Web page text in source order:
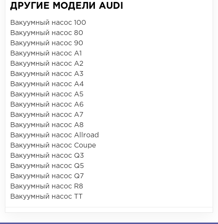
ДРУГИЕ МОДЕЛИ AUDI
Вакуумный насос 100
Вакуумный насос 80
Вакуумный насос 90
Вакуумный насос A1
Вакуумный насос A2
Вакуумный насос A3
Вакуумный насос A4
Вакуумный насос A5
Вакуумный насос A6
Вакуумный насос A7
Вакуумный насос A8
Вакуумный насос Allroad
Вакуумный насос Coupe
Вакуумный насос Q3
Вакуумный насос Q5
Вакуумный насос Q7
Вакуумный насос R8
Вакуумный насос TT